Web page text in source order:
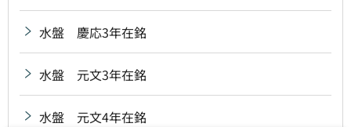
水盤 慶応3年在銘
水盤 元文3年在銘
水盤 元文4年在銘